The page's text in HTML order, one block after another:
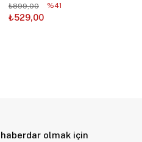
₺529,00
₺899,00 %41
olmak için